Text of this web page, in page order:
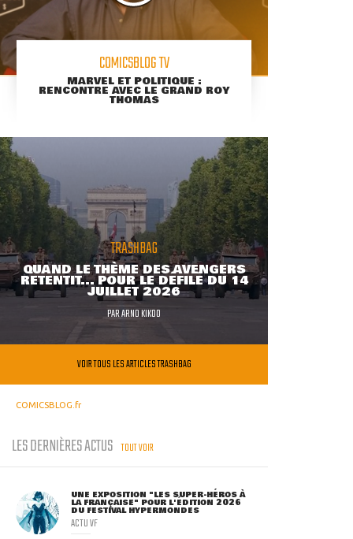
COMICSBLOG TV
MARVEL ET POLITIQUE :
RENCONTRE AVEC LE GRAND ROY
THOMAS
TRASHBAG
QUAND LE THÈME DES AVENGERS
RETENTIT... POUR LE DÉFILÉ DU 14
JUILLET 2026
PARARNO KIKOO
VOIR TOUS LES ARTICLES TRASHBAG
COMICSBLOG.fr
LES DERNIÈRES ACTUS TOUT VOIR
UNE EXPOSITION "LES SUPER-HÉROS À
LA FRANÇAISE" POUR L'ÉDITION 2026
DU FESTIVAL HYPERMONDES
ACTU VF